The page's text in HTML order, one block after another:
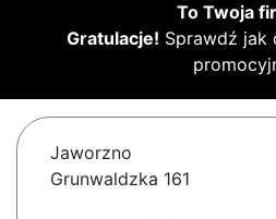
To Twoja
Gratulacje! Sprawdź jak
Jaworzno
Grunwaldzka 161